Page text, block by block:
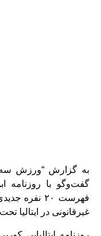
به گزارش “ورزش سه”،
گفت‌وگو با روزنامه
فهرست ۲۰
غیرقانونی در ایتالیا